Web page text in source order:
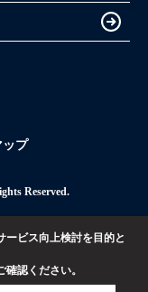
ップ
Reserved.
ービス向上検討を目的と
確認ください。